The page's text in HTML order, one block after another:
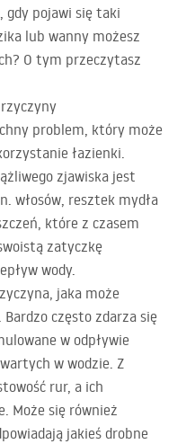
gdy pojawi się taki
lub wanny możesz
O tym przeczytasz
problem, który może
łazienki.
zjawiska jest
włosów, resztek mydła
które z czasem
zatyczkę
wody.
jaka może
często zdarza się
w odpływie
w wodzie. Z
rur, a ich
Może się również
jakieś drobne